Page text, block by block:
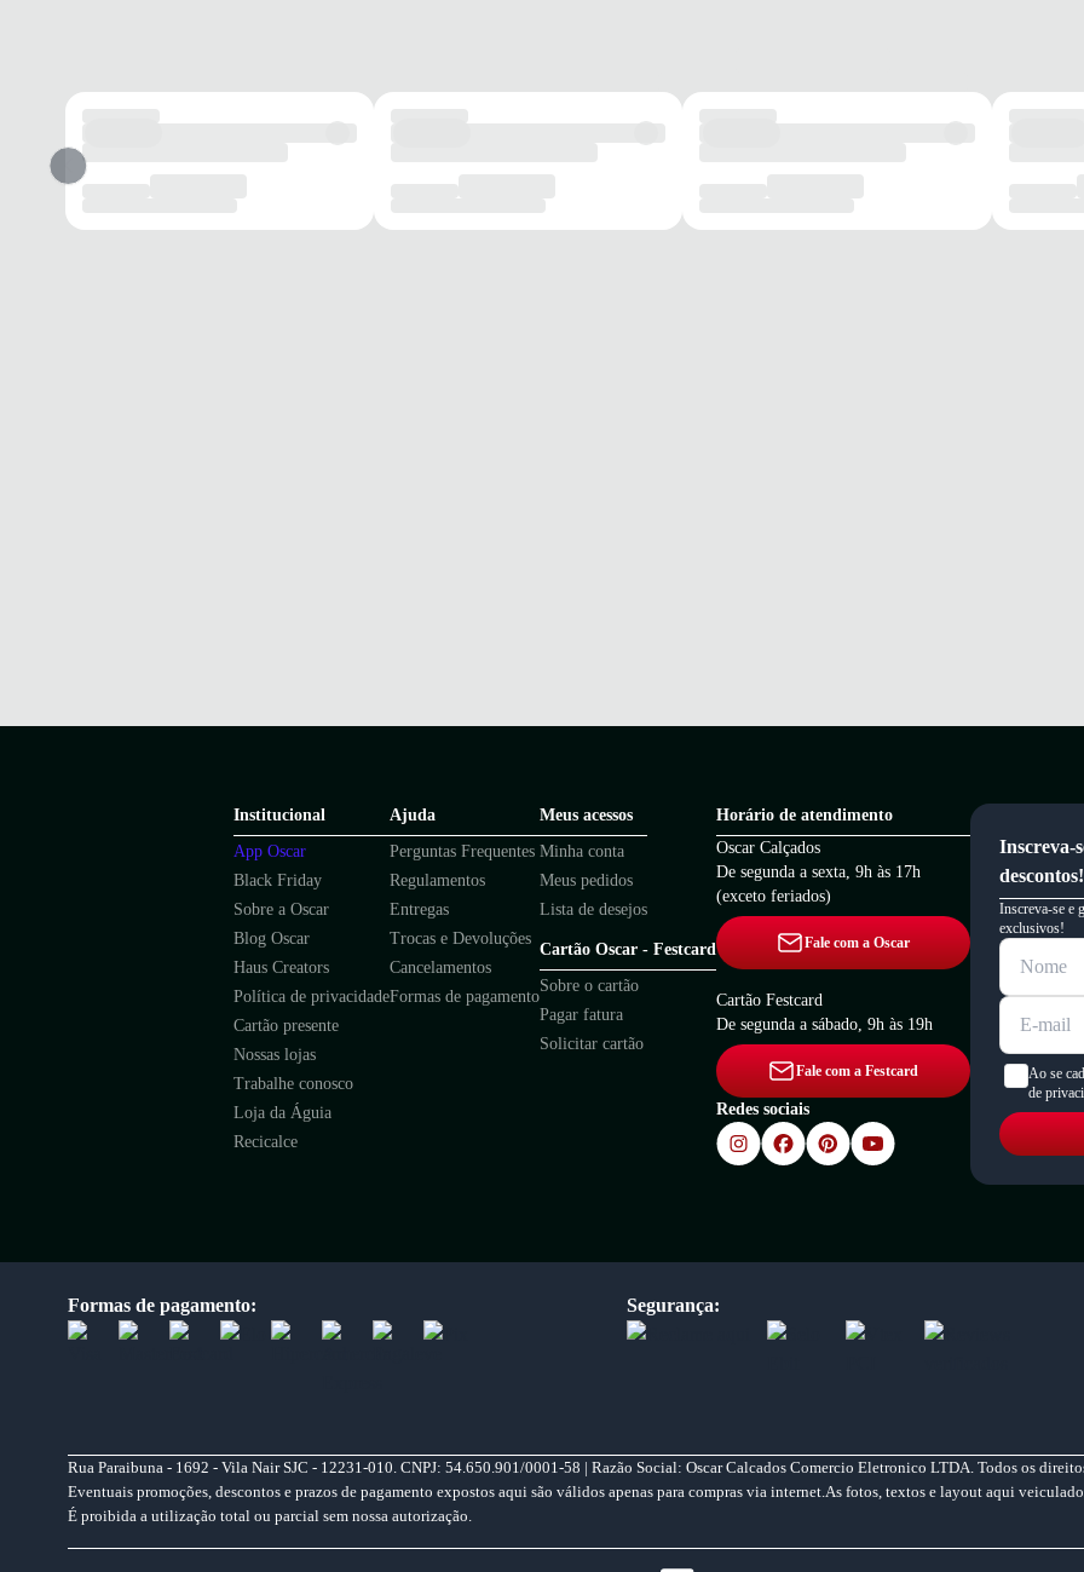
Institucional
App Oscar
Black Friday
Sobre a Oscar
Blog Oscar
Haus Creators
Política de privacidade
Cartão presente
Nossas lojas
Trabalhe conosco
Loja da Águia
Recicalce
Ajuda
Perguntas Frequentes
Regulamentos
Entregas
Trocas e Devoluções
Cancelamentos
Formas de pagamento
Meus acessos
Minha conta
Meus pedidos
Lista de desejos
Cartão Oscar - Festcard
Sobre o cartão
Pagar fatura
Solicitar cartão
Horário de atendimento
Oscar Calçados
De segunda a sexta, 9h às 17h
(exceto feriados)
Fale com a Oscar
Cartão Festcard
De segunda a sábado, 9h às 19h
Fale com a Festcard
Redes sociais
Inscreva-
descontos!
Inscreva-se e
exclusivos!
Ao se
de
Formas de pagamento: Segurança:
Rua Paraibuna - 1692 - Vila Nair SJC - 12231-010. CNPJ: 54.650.901/0001-58 | Razão Social: Oscar Calcados Comercio Eletronico LTDA. Todos os
Eventuais promoções, descontos e prazos de pagamento expostos aqui são válidos apenas para compras via internet.As fotos, textos e layout aqui
É proibida a utilização total ou parcial sem nossa autorização.